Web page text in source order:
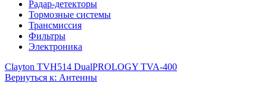
Радар-детекторы
Тормозные системы
Трансмиссия
Фильтры
Электроника
Clayton TVH514 DualPROLOGY TVA-400
Вернуться к: Антенны